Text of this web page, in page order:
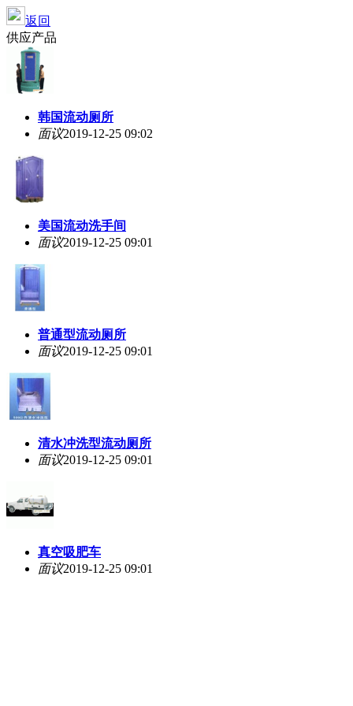
返回
供应产品
韩国流动厕所
面议2019-12-25 09:02
美国流动洗手间
面议2019-12-25 09:01
普通型流动厕所
面议2019-12-25 09:01
清水冲洗型流动厕所
面议2019-12-25 09:01
真空吸肥车
面议2019-12-25 09:01